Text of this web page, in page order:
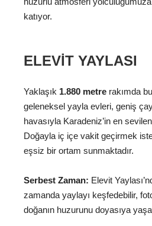
katıyor.
ELEVIT YAYLASI
Yaklaşık 1.880 metre rakımda
geleneksel yayla evleri, geniş
havasıyla Karadeniz’in en
Doğayla iç içe vakit geçirmek
eşsiz bir ortam sunmaktadır.
Serbest Zaman: Elevit
zamanda yaylayı keşfedebilir,
doğanın huzurunu doyasıya